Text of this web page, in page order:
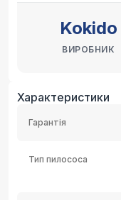
Kokido
ВИРОБНИК
Характеристики
Гарантія
Тип пилососа